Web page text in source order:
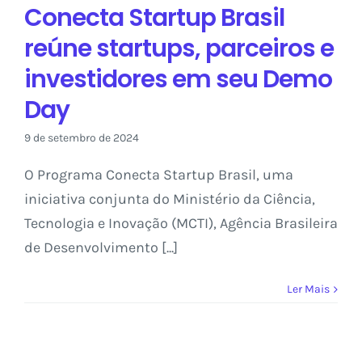
Sem categoria
Conecta Startup Brasil
reúne startups, parceiros e
investidores em seu Demo
Day
9 de setembro de 2024
O Programa Conecta Startup Brasil, uma
iniciativa conjunta do Ministério da Ciência,
Tecnologia e Inovação (MCTI), Agência Brasileira
de Desenvolvimento [...]
Ler Mais